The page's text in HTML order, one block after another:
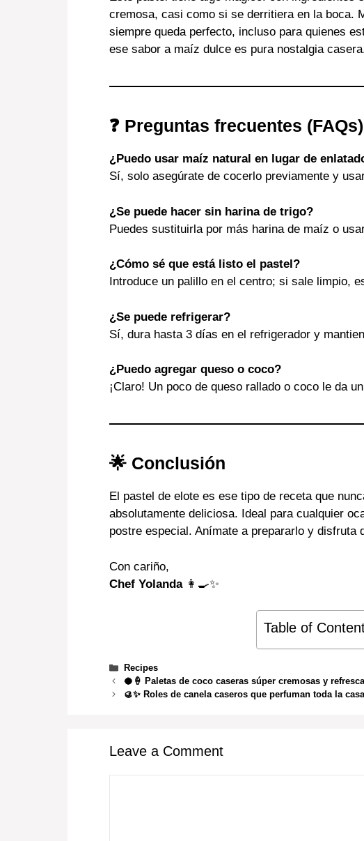
cremosa, casi como si se derritiera en la boca.
siempre queda perfecto, incluso para quienes
ese sabor a maíz dulce es pura nostalgia
❓ Preguntas frecuentes (FAQs)
¿Puedo usar maíz natural en lugar de
Sí, solo asegúrate de cocerlo previamente y
¿Se puede hacer sin harina de trigo?
Puedes sustituirla por más harina de maíz o
¿Cómo sé que está listo el pastel?
Introduce un palillo en el centro; si sale limpio,
¿Se puede refrigerar?
Sí, dura hasta 3 días en el refrigerador y
¿Puedo agregar queso o coco?
¡Claro! Un poco de queso rallado o coco le da
🌟 Conclusión
El pastel de elote es ese tipo de receta que
absolutamente deliciosa. Ideal para cualquier
postre especial. Anímate a prepararlo y disfruta
Con cariño,
Chef Yolanda👩‍🍳✨
Table of
Categories
Recipes
🥥🍦 Paletas de coco caseras súper cremosas y
🥮✨ Roles de canela caseros que perfuman toda la casa
Leave a Comment